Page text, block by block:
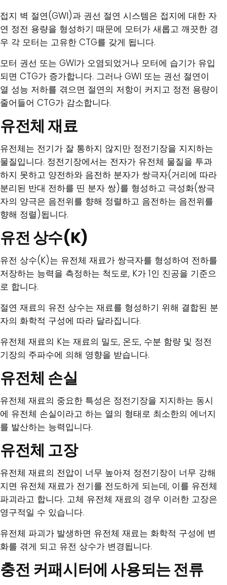
접지 벽 절연(GWI)과 권선 절연 시스템은 접지에 대한 자
연 정전 용량을 형성하기 때문에 모터가 새롭고 깨끗한 경
우 각 모터는 고유한 CTG를 갖게 됩니다.
모터 권선 또는 GWI가 오염되었거나 모터에 습기가 유입
되면 CTG가 증가합니다. 그러나 GWI 또는 권선 절연이
열 성능 저하를 겪으면 절연의 저항이 커지고 정전 용량이
줄어들어 CTG가 감소합니다.
유전체 재료
유전체는 전기가 잘 통하지 않지만 정전기장을 지지하는
물질입니다. 정전기장에서는 전자가 유전체 물질을 투과
하지 못하고 양전하와 음전하 분자가 쌍극자(거리에 따라
분리된 반대 전하를 띤 분자 쌍)를 형성하고 극성화(쌍극
자의 양극은 음전위를 향해 정렬하고 음전하는 음전위를
향해 정렬)됩니다.
유전 상수(K)
유전 상수(K)는 유전체 재료가 쌍극자를 형성하여 전하를
저장하는 능력을 측정하는 척도로, K가 1인 진공을 기준으
로 합니다.
절연 재료의 유전 상수는 재료를 형성하기 위해 결합된 분
자의 화학적 구성에 따라 달라집니다.
유전체 재료의 K는 재료의 밀도, 온도, 수분 함량 및 정전
기장의 주파수에 의해 영향을 받습니다.
유전체 손실
유전체 재료의 중요한 특성은 정전기장을 지지하는 동시
에 유전체 손실이라고 하는 열의 형태로 최소한의 에너지
를 발산하는 능력입니다.
유전체 고장
유전체 재료의 전압이 너무 높아져 정전기장이 너무 강해
지면 유전체 재료가 전기를 전도하게 되는데, 이를 유전체
파괴라고 합니다. 고체 유전체 재료의 경우 이러한 고장은
영구적일 수 있습니다.
유전체 파괴가 발생하면 유전체 재료는 화학적 구성에 변
화를 겪게 되고 유전 상수가 변경됩니다.
충전 커패시터에 사용되는 전류